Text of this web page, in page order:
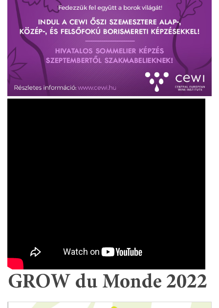
GROW du Monde 2022